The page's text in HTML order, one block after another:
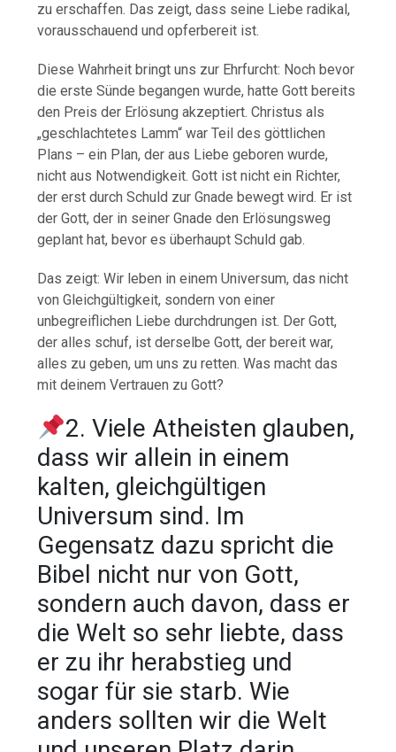
zu erschaffen. Das zeigt, dass seine Liebe radikal,
vorausschauend und opferbereit ist.
Diese Wahrheit bringt uns zur Ehrfurcht: Noch bevor
die erste Sünde begangen wurde, hatte Gott bereits
den Preis der Erlösung akzeptiert. Christus als
„geschlachtetes Lamm“ war Teil des göttlichen
Plans – ein Plan, der aus Liebe geboren wurde,
nicht aus Notwendigkeit. Gott ist nicht ein Richter,
der erst durch Schuld zur Gnade bewegt wird. Er ist
der Gott, der in seiner Gnade den Erlösungsweg
geplant hat, bevor es überhaupt Schuld gab.
Das zeigt: Wir leben in einem Universum, das nicht
von Gleichgültigkeit, sondern von einer
unbegreiflichen Liebe durchdrungen ist. Der Gott,
der alles schuf, ist derselbe Gott, der bereit war,
alles zu geben, um uns zu retten. Was macht das
mit deinem Vertrauen zu Gott?
2. Viele Atheisten glauben,
dass wir allein in einem
kalten, gleichgültigen
Universum sind. Im
Gegensatz dazu spricht die
Bibel nicht nur von Gott,
sondern auch davon, dass er
die Welt so sehr liebte, dass
er zu ihr herabstieg und
sogar für sie starb. Wie
anders sollten wir die Welt